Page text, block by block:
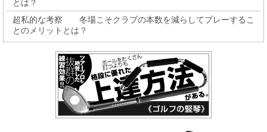
とは？
超私的な考察 冬場こそクラブの本数を減らしてプレーするこ
とのメリットとは？